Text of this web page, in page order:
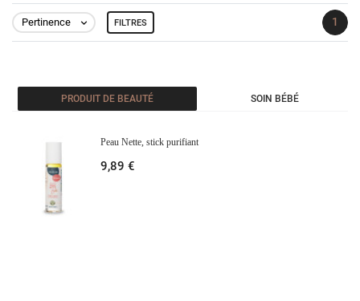
PRODUIT DE BEAUTÉ SOIN BÉBÉ
Peau Nette, stick purifiant
9,89 €
Pertinence  FILTRES 1